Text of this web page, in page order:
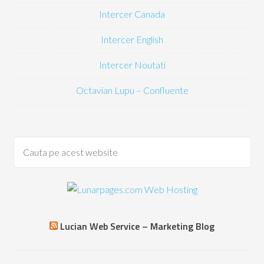
Intercer Canada
Intercer English
Intercer Noutati
Octavian Lupu – Confluente
Lucian Web Service – Marketing Blog